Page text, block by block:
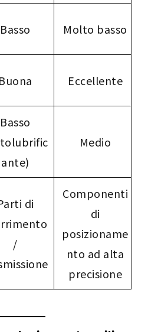
Basso Molto basso
Buona Eccellente
Basso
ante)
Medio
di
/
Componenti
di
posizioname
nto ad alta
precisione